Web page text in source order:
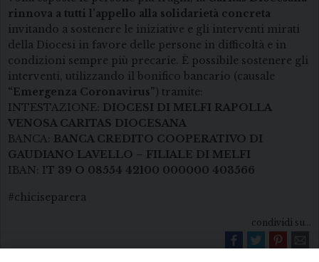
rinnova a tutti l’appello alla solidarietà concreta
invitando a sostenere le iniziative e gli interventi mirati
della Diocesi in favore delle persone in difficoltà e in
condizioni sempre più precarie. È possibile sostenere gli
interventi, utilizzando il bonifico bancario (causale
“Emergenza Coronavirus”) tramite:
INTESTAZIONE: DIOCESI DI MELFI RAPOLLA
VENOSA CARITAS DIOCESANA
BANCA: BANCA CREDITO COOPERATIVO DI
GAUDIANO LAVELLO – FILIALE DI MELFI
IBAN: IT 39 O 08554 42100 000000 403566
#chiciseparera
condividi su...